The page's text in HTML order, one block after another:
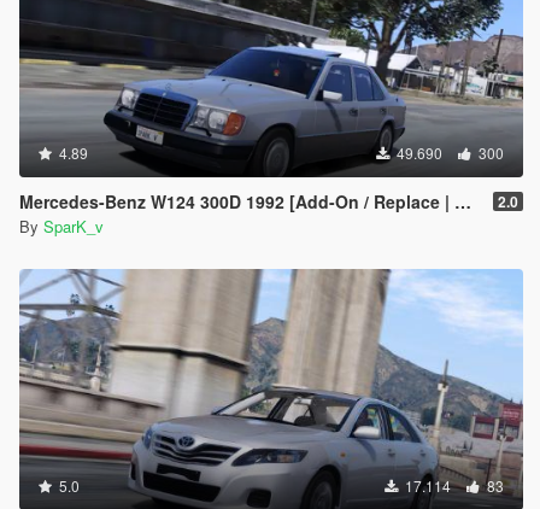
4.89 49.690 300
Mercedes-Benz W124 300D 1992 [Add-On / Replace | Animated | LODs | Extras] 2.0
By SparK_v
5.0 17.114 83